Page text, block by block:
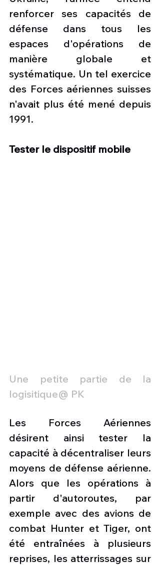
renforcer ses capacités de
défense dans tous les
espaces d'opérations de
manière globale et
systématique. Un tel exercice
des Forces aériennes suisses
n'avait plus été mené depuis
1991.
Tester le dispositif mobile
Une petite partie de la
logisitique@ PK
Les Forces Aériennes
désirent ainsi tester la
capacité à décentraliser leurs
moyens de défense aérienne.
Alors que les opérations à
partir d'autoroutes, par
exemple avec des avions de
combat Hunter et Tiger, ont
été entraînées à plusieurs
reprises, les atterrissages sur